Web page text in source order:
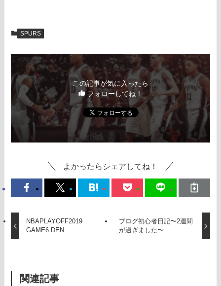
SPURS
この記事が気に入ったら
フォローしてね！
よかったらシェアしてね！
NBAPLAYOFF2019
GAME6 DEN
ブログ初心者日記〜2週間
が過ぎました〜
関連記事